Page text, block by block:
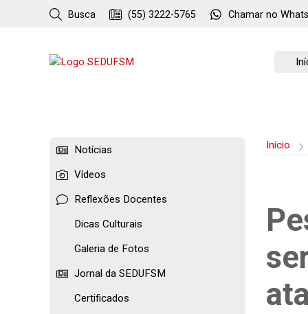
Busca (55) 3222-5765 Chamar no
Notícias
Vídeos
Reflexões Docentes
Dicas Culturais
Galeria de Fotos
Jornal da SEDUFSM
Certificados
Início